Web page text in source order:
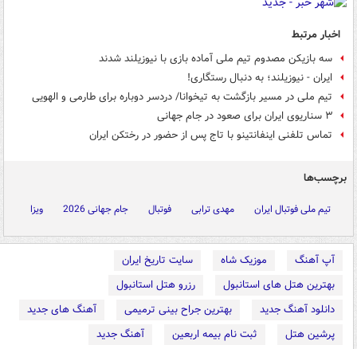
اخبار مرتبط
سه بازیکن مصدوم تیم ملی آماده بازی با نیوزیلند شدند
ایران - نیوزیلند؛ به دنبال رستگاری!
تیم ملی در مسیر بازگشت به تیخوانا/ دردسر دوباره برای طارمی و الهویی
۳ سناریوی ایران برای صعود در جام جهانی
تماس تلفنی اینفانتینو با تاج پس از حضور در رختکن ایران
برچسب‌ها
تیم ملی فوتبال ایران مهدی ترابی فوتبال جام جهانی 2026 ویزا
آپ آهنگ موزیک شاه
سایت تاریخ ایران
بهترین هتل های استانبول
رزرو هتل استانبول
دانلود آهنگ جدید
بهترین جراح بینی ترمیمی
آهنگ های جدید
پرشین هتل
ثبت نام بیمه اربعین
آهنگ جدید